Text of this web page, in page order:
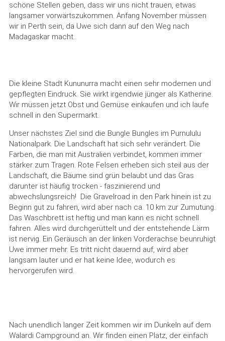
schöne Stellen geben, dass wir uns nicht trauen, etwas
langsamer vorwärtszukommen. Anfang November müssen
wir in Perth sein, da Uwe sich dann auf den Weg nach
Madagaskar macht.
Die kleine Stadt Kununurra macht einen sehr modernen und
gepflegten Eindruck. Sie wirkt irgendwie jünger als Katherine.
Wir müssen jetzt Obst und Gemüse einkaufen und ich laufe
schnell in den Supermarkt.
Unser nächstes Ziel sind die Bungle Bungles im Purnululu
Nationalpark. Die Landschaft hat sich sehr verändert. Die
Farben, die man mit Australien verbindet, kommen immer
stärker zum Tragen. Rote Felsen erheben sich steil aus der
Landschaft, die Bäume sind grün belaubt und das Gras
darunter ist häufig trocken - faszinierend und
abwechslungsreich! Die Gravelroad in den Park hinein ist zu
Beginn gut zu fahren, wird aber nach ca. 10 km zur Zumutung.
Das Waschbrett ist heftig und man kann es nicht schnell
fahren. Alles wird durchgerüttelt und der entstehende Lärm
ist nervig. Ein Geräusch an der linken Vorderachse beunruhigt
Uwe immer mehr. Es tritt nicht dauernd auf, wird aber
langsam lauter und er hat keine Idee, wodurch es
hervorgerufen wird.
Nach unendlich langer Zeit kommen wir im Dunkeln auf dem
Walardi Campground an. Wir finden einen Platz, der einfach